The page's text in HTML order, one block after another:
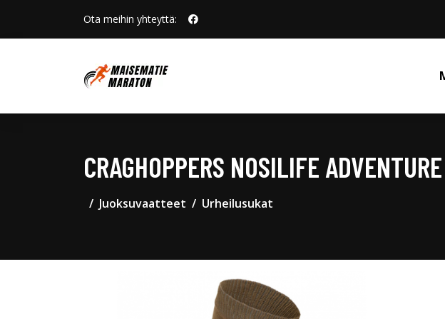
Ota meihin yhteyttä:
CRAGHOPPERS NOSILIFE
Juoksuvaatteet Urheilusukat